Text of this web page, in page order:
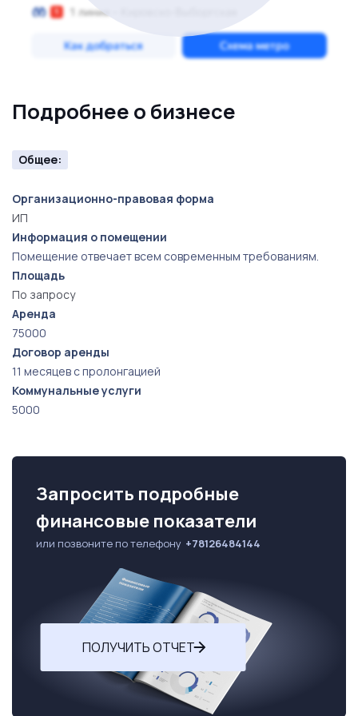
Подробнее о бизнесе
Общее:
Организационно-правовая форма
ИП
Информация о помещении
Помещение отвечает всем современным требованиям.
Площадь
По запросу
Аренда
75000
Договор аренды
11 месяцев с пролонгацией
Коммунальные услуги
5000
Запросить подробные
финансовые показатели
или позвоните по телефону +78126484144
ПОЛУЧИТЬ ОТЧЕТ